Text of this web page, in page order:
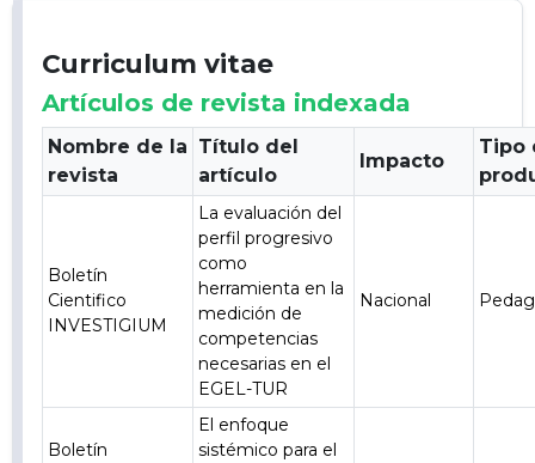
Curriculum vitae
Artículos de revista indexada
Nombre de la
revista
Título del
artículo
Impacto
Tipo
Boletín
Cientifico
INVESTIGIUM
La evaluación del
perfil progresivo
como
herramienta en la
medición de
competencias
necesarias en el
EGEL-TUR
Nacional
Boletín
El enfoque
sistémico para el